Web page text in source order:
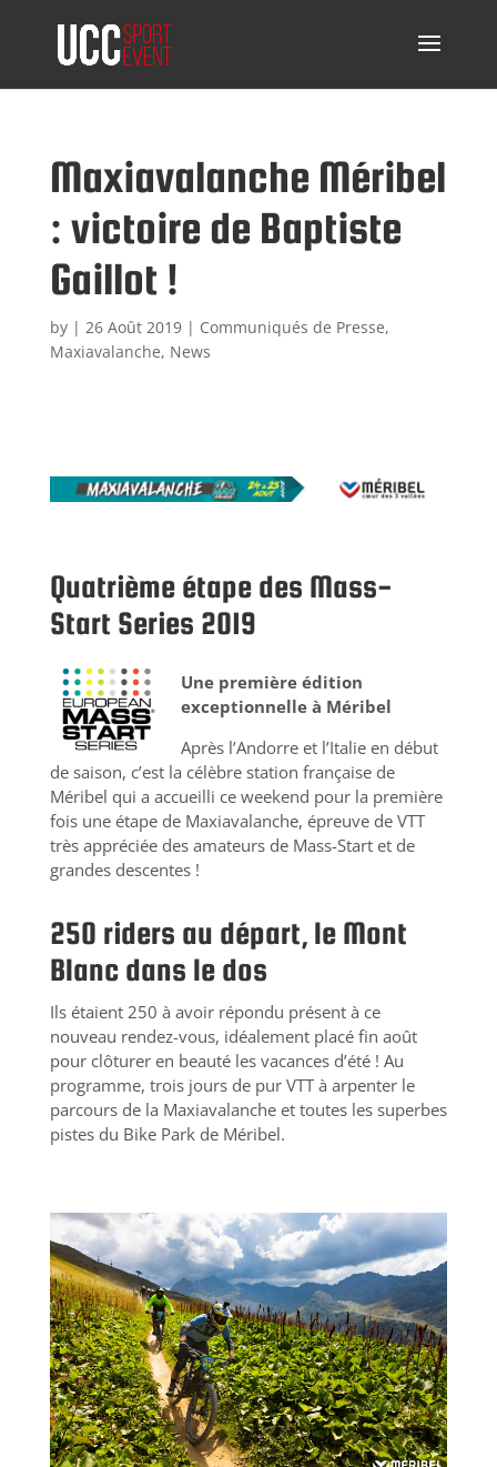
Maxiavalanche Méribel
: victoire de Baptiste
Gaillot !
by | 26 Août 2019| Communiqués de Presse,
Maxiavalanche, News
Quatrième étape des Mass-
Start Series 2019
Une première édition
exceptionnelle à Méribel
Après l’Andorre et l’Italie en début
de saison, c’est la célèbre station française de
Méribel qui a accueilli ce weekend pour la première
fois une étape de Maxiavalanche, épreuve de VTT
très appréciée des amateurs de Mass-Start et de
grandes descentes !
250 riders au départ, le Mont
Blanc dans le dos
Ils étaient 250 à avoir répondu présent à ce
nouveau rendez-vous, idéalement placé fin août
pour clôturer en beauté les vacances d’été ! Au
programme, trois jours de pur VTT à arpenter le
parcours de la Maxiavalanche et toutes les superbes
pistes du Bike Park de Méribel.